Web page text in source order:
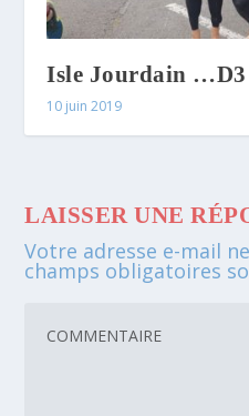
Isle Jourdain …D3
10 juin 2019
LAISSER UNE
Votre adresse e-mail
champs obligatoires